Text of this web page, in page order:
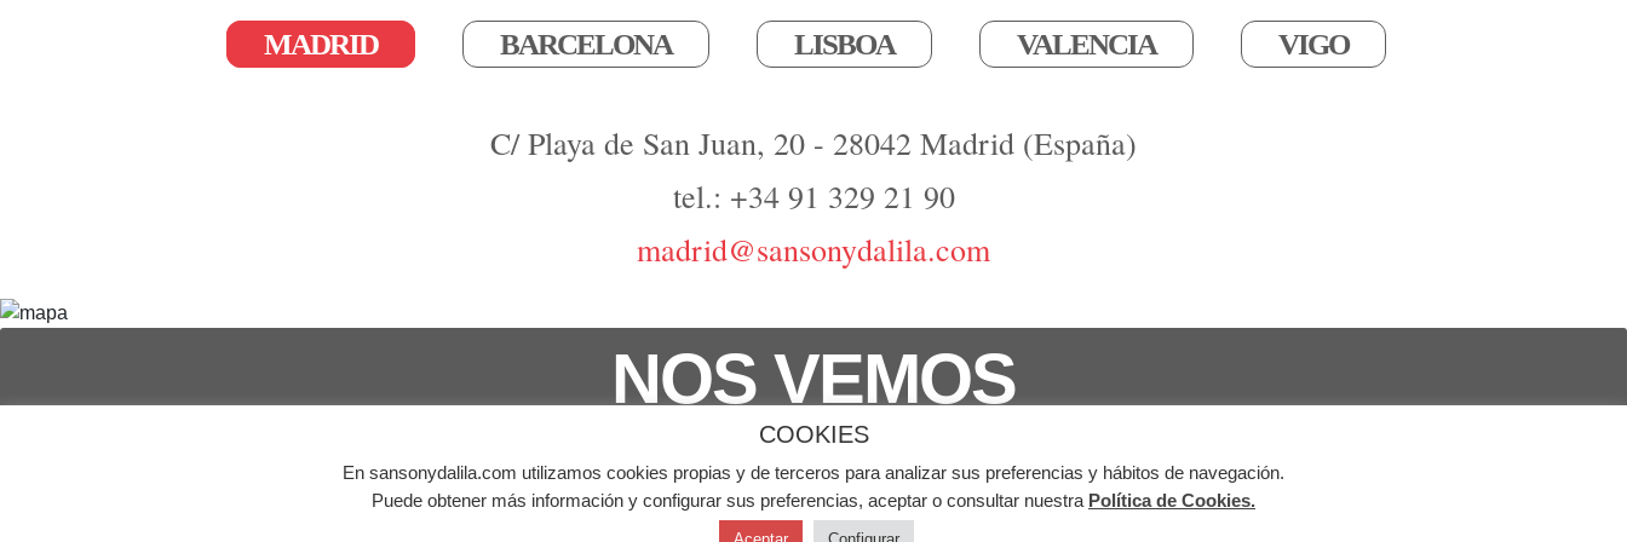
MADRID BARCELONA LISBOA VALENCIA VIGO
C/ Playa de San Juan, 20 - 28042 Madrid (España)
tel.: +34 91 329 21 90
madrid@sansonydalila.com
NOS VEMOS
© Agencia de publicidad Sansón y Dalila | Todos los derechos reservados Aviso Legal Política de Cookies
COOKIES
En sansonydalila.com utilizamos cookies propias y de terceros para analizar sus preferencias y hábitos de navegación.
Puede obtener más información y configurar sus preferencias, aceptar o consultar nuestra Política de Cookies.